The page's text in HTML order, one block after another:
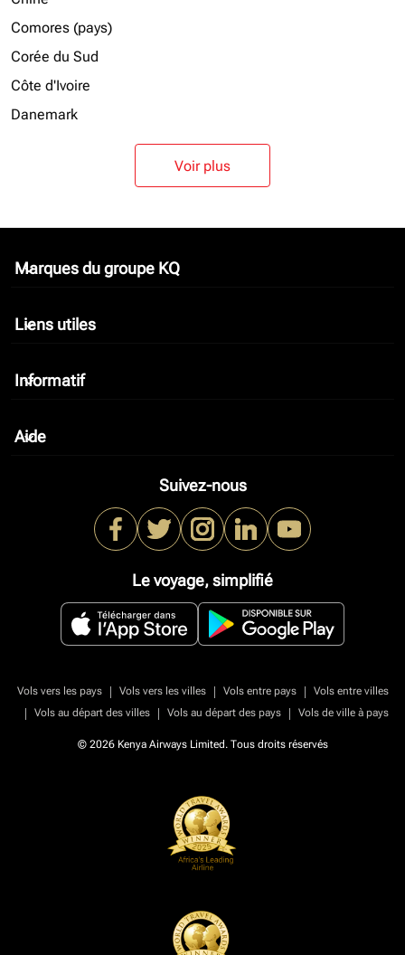
Comores (pays)
Corée du Sud
Côte d'Ivoire
Danemark
Voir plus
Marques du groupe KQ
keyboard_arrow_down
Liens utiles
keyboard_arrow_down
Informatif
keyboard_arrow_down
Aide
keyboard_arrow_down
Suivez-nous
Le voyage, simplifié
Vols vers les pays | Vols vers les villes | Vols entre pays |
Vols entre villes
|
Vols au départ des villes | Vols au départ des pays | Vols de ville à pays
© 2026 Kenya Airways Limited. Tous droits réservés